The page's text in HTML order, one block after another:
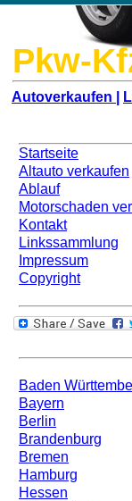
Pkw-
Autoverkaufen |
Startseite
Altauto verkaufen
Ablauf
Motorschaden
Kontakt
Linkssammlung
Impressum
Copyright
Baden
Bayern
Berlin
Brandenburg
Bremen
Hamburg
Hessen